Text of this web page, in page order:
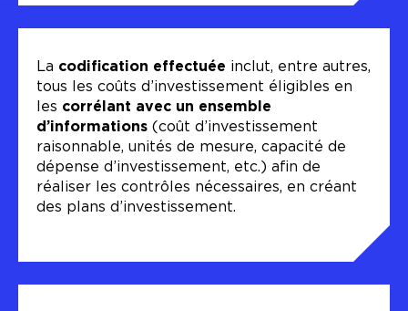
La codification effectuée inclut, entre autres,
tous les coûts d’investissement éligibles en
les corrélant avec un ensemble
d’informations (coût d’investissement
raisonnable, unités de mesure, capacité de
dépense d’investissement, etc.) afin de
réaliser les contrôles nécessaires, en créant
des plans d’investissement.